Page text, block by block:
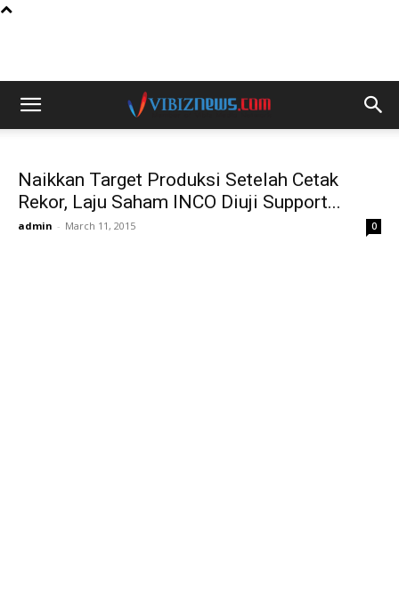
Naikkan Target Produksi Setelah Cetak
Rekor, Laju Saham INCO Diuji Support...
admin - March 11, 2015 0